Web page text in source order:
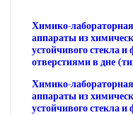
Химико-
аппараты из
устойчивого стекла
отверстиями в дне
Химико-
аппараты из
устойчивого стекла